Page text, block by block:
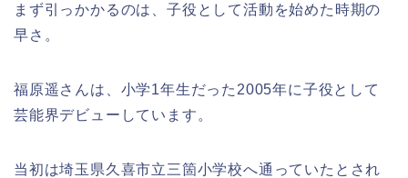
まず引っかかるのは、子役として活動を始めた時期の
早さ。
福原遥さんは、小学1年生だった2005年に子役として
芸能界デビューしています。
当初は埼玉県久喜市立三箇小学校へ通っていたとされ